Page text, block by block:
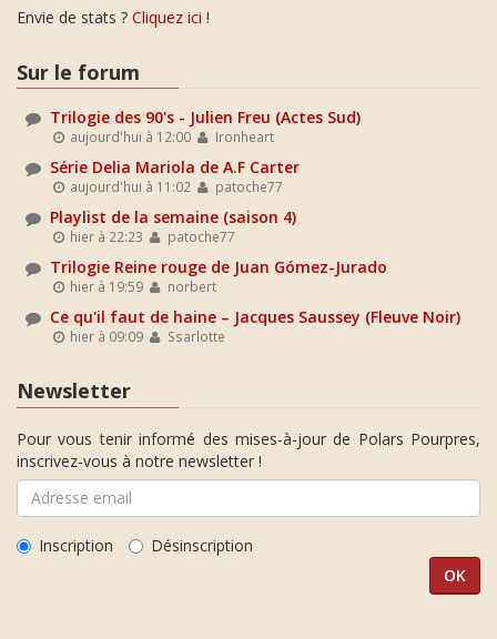
Envie de stats ? Cliquez ici !
Sur le forum
Trilogie des 90's - Julien Freu (Actes Sud)
aujourd'hui à 12:00 Ironheart
Série Delia Mariola de A.F Carter
aujourd'hui à 11:02 patoche77
Playlist de la semaine (saison 4)
hier à 22:23 patoche77
Trilogie Reine rouge de Juan Gómez-Jurado
hier à 19:59 norbert
Ce qu'il faut de haine – Jacques Saussey (Fleuve Noir)
hier à 09:09 Ssarlotte
Newsletter
Pour vous tenir informé des mises-à-jour de Polars Pourpres,
inscrivez-vous à notre newsletter !
Inscription Désinscription